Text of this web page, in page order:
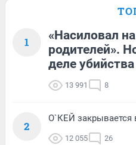
1
«Насиловал
родителей».
деле
13 991 8
2
О`КЕЙ закрывается
12 055 26